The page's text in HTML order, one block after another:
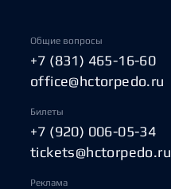
Общие вопросы
+7 (831) 465-16-60
office@hctorpedo.ru
Билеты
+7 (920) 006-05-34
tickets@hctorpedo.ru
Реклама